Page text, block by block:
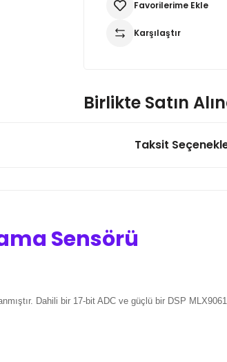
Karşılaştır
Birlikte Satın
YL-99 Limit Switch Sensör
92,94 TL
Taksit
Sensörü
Dahili bir 17-bit ADC ve güçlü bir DSP